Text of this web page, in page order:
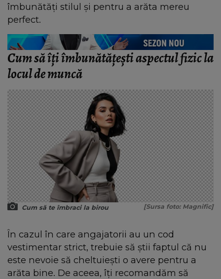
îmbunătăți stilul și pentru a arăta mereu
perfect.
Cum să îți îmbunătățești aspectul fizic la
locul de muncă
Cum să te îmbraci la birou [Sursa foto: Magnific]
În cazul în care angajatorii au un cod
vestimentar strict, trebuie să știi faptul că nu
este nevoie să cheltuiești o avere pentru a
arăta bine. De aceea, îți recomandăm să